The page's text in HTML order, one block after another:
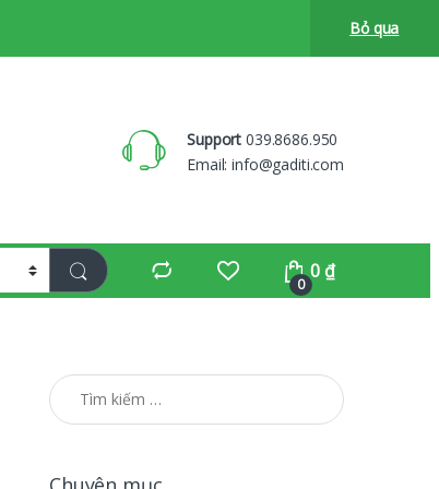
Bỏ qua
Support 039.8686.950
Email:info@gaditi.com
0
0 ₫
Tìm kiếm cho: